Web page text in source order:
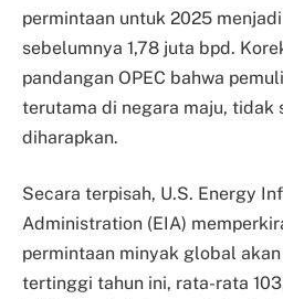
permintaan untuk 2025
sebelumnya 1,78 juta bpd.
pandangan OPEC bahwa
terutama di negara maju, tidak
diharapkan.
Secara terpisah, U.S. Energy
Administration (EIA)
permintaan minyak global
tertinggi tahun ini, rata-rata